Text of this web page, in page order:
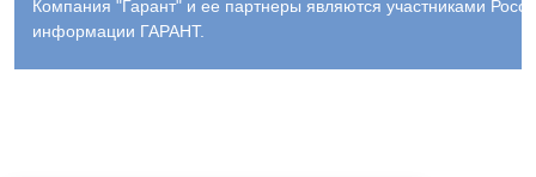
Компания "Гарант" и ее партнеры являются участниками
информации ГАРАНТ.